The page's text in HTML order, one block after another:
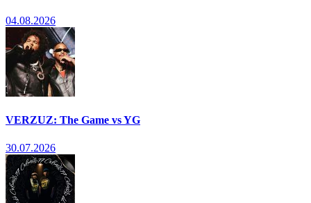
04.08.2026
VERZUZ: The Game vs YG
30.07.2026